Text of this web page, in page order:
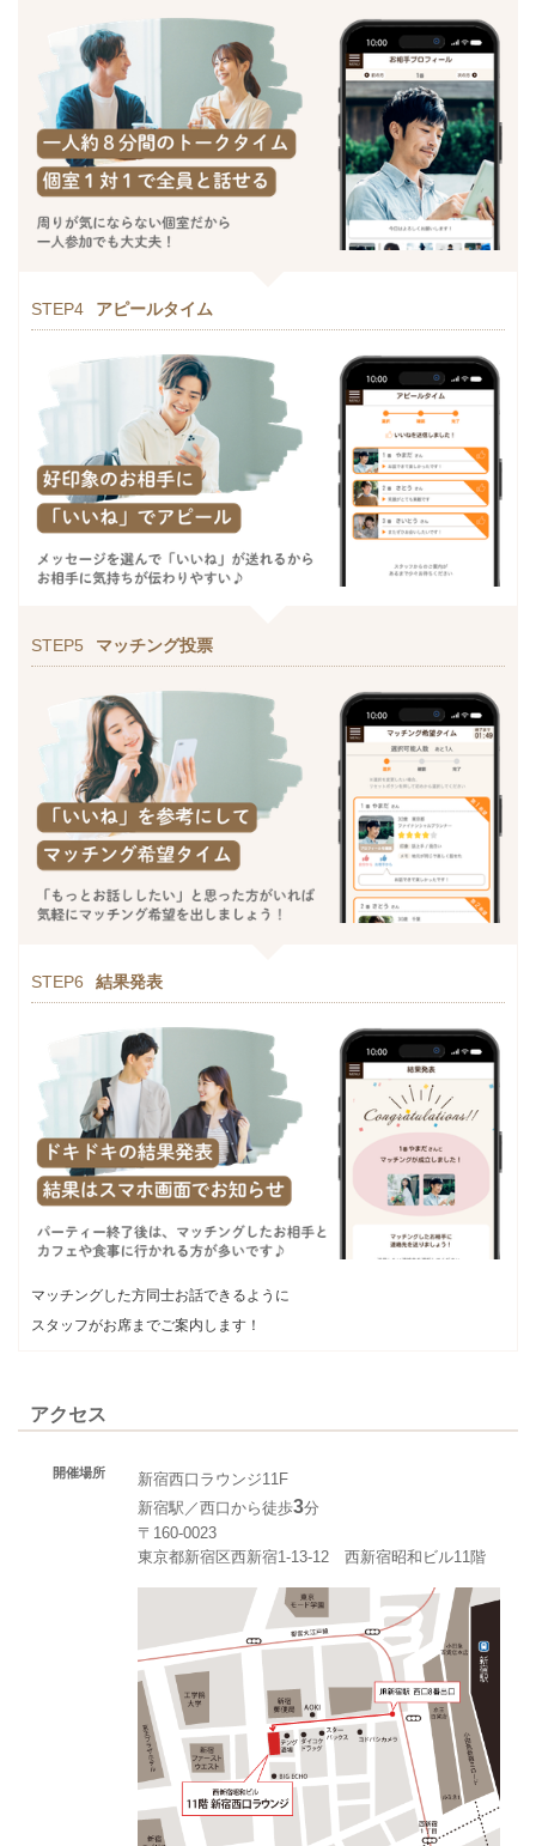
STEP4 アピールタイム
STEP5 マッチング投票
STEP6 結果発表
マッチングした方同士お話できるように
スタッフがお席までご案内します！
アクセス
開催場所
新宿西口ラウンジ11F
新宿駅／西口から徒歩3分
〒160-0023
東京都新宿区西新宿1-13-12 西新宿昭和ビル11階